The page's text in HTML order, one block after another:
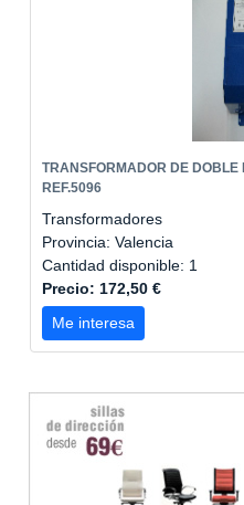
TRANSFORMADOR DE DOBLE
REF.5096
Transformadores
Provincia: Valencia
Cantidad disponible: 1
Precio: 172,50 €
Me interesa